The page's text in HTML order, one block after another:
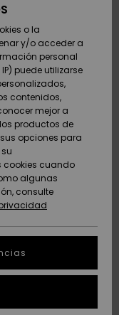
o la
y/o acceder a
personal
puede utilizarse
contenidos,
mejor a
productos de
opciones para
cookies cuando
algunas
consulte